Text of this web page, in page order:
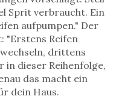
Sprit verbraucht. Ein
aufpumpen." Der
"Erstens Reifen
drittens
in dieser Reihenfolge,
das macht ein
dein Haus.